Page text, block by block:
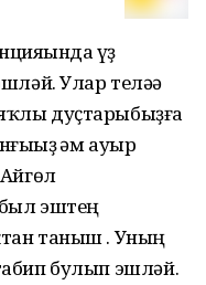
үҙ
Улар теләһә
дуҫтарыбыҙға
һәм ауыр
Айгөл
эштең
таныш . Уның
булып эшләй.